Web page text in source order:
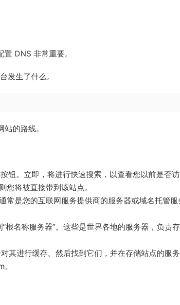
DNS 非常重要。
发生了什么。
的路线。
。立即，将进行快速搜索，以查看您以前是否
将被直接带到该站点。
常是您的互联网服务提供商的服务器或域名托管服
名称服务器”。这些是世界各地的服务器，负责
其进行缓存。然后找到它们，并在存储站点的服